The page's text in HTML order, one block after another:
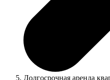
Долгосрочная аренда